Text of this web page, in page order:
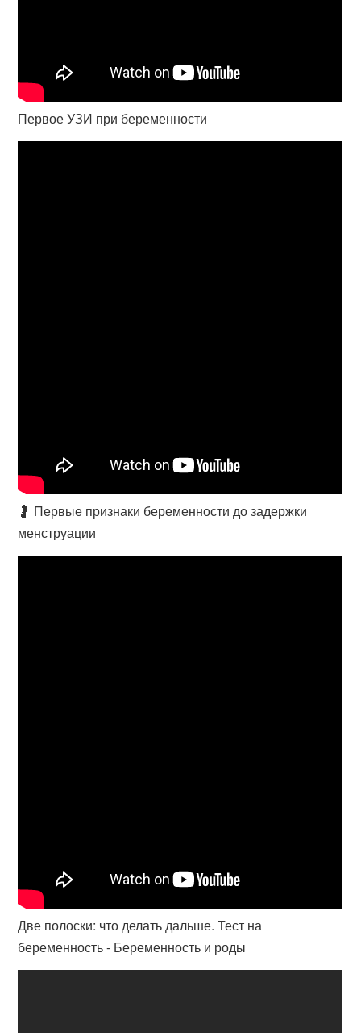
Первое УЗИ при беременности
🤰 Первые признаки беременности до задержки
менструации
Две полоски: что делать дальше. Тест на
беременность - Беременность и роды